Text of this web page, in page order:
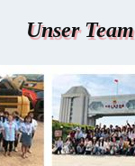
Unser Team